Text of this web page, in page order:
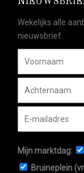
Wekelijks alle
nieuwsbrief.
Mijn marktdag:
Bruineplein